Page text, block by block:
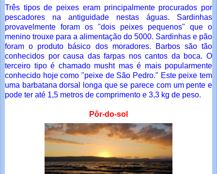
Três tipos de peixes eram principalmente procurados por
pescadores na antiguidade nestas águas. Sardinhas
provavelmente foram os "dois peixes pequenos" que o
menino trouxe para a alimentação do 5000. Sardinhas e pão
foram o produto básico dos moradores. Barbos são tão
conhecidos por causa das farpas nos cantos da boca. O
terceiro tipo é chamado musht mas é mais popularmente
conhecido hoje como "peixe de São Pedro." Este peixe tem
uma barbatana dorsal longa que se parece com um pente e
pode ter até 1,5 metros de comprimento e 3,3 kg de peso.
Pôr-do-sol